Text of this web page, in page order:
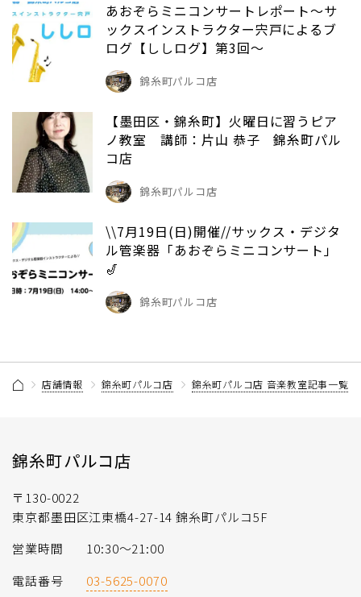
あおぞらミニコンサートレポート～サ
ックスインストラクター宍戸によるブ
ログ【ししログ】第3回～
錦糸町パルコ店
【墨田区・錦糸町】火曜日に習うピア
ノ教室 講師：片山 恭子 錦糸町パル
コ店
錦糸町パルコ店
\\7月19日(日)開催//サックス・デジタ
ル管楽器「あおぞらミニコンサート」
🎷
錦糸町パルコ店
店舗情報 錦糸町パルコ店 錦糸町パルコ店 音楽教室記事一覧
錦糸町パルコ店
〒130-0022
東京都墨田区江東橋4-27-14 錦糸町パルコ5F
営業時間
10:30〜21:00
電話番号
03-5625-0070